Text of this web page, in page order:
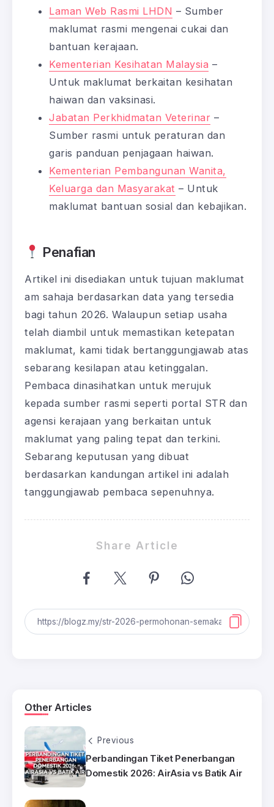
Laman Web Rasmi LHDN – Sumber
maklumat rasmi mengenai cukai dan
bantuan kerajaan.
Kementerian Kesihatan Malaysia –
Untuk maklumat berkaitan kesihatan
haiwan dan vaksinasi.
Jabatan Perkhidmatan Veterinar –
Sumber rasmi untuk peraturan dan
garis panduan penjagaan haiwan.
Kementerian Pembangunan Wanita,
Keluarga dan Masyarakat – Untuk
maklumat bantuan sosial dan kebajikan.
Penafian
Artikel ini disediakan untuk tujuan maklumat
am sahaja berdasarkan data yang tersedia
bagi tahun 2026. Walaupun setiap usaha
telah diambil untuk memastikan ketepatan
maklumat, kami tidak bertanggungjawab atas
sebarang kesilapan atau ketinggalan.
Pembaca dinasihatkan untuk merujuk
kepada sumber rasmi seperti portal STR dan
agensi kerajaan yang berkaitan untuk
maklumat yang paling tepat dan terkini.
Sebarang keputusan yang dibuat
berdasarkan kandungan artikel ini adalah
tanggungjawab pembaca sepenuhnya.
Share Article
Other Articles
Previous
Perbandingan Tiket Penerbangan
Domestik 2026: AirAsia vs Batik Air